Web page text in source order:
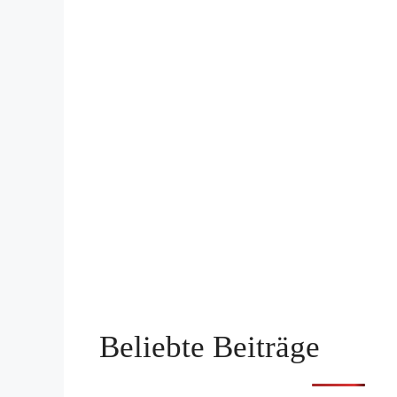
Beliebte Beiträge